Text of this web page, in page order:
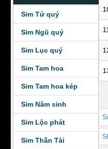
Sim Tứ quý
Sim Ngũ quý
Sim Lục quý
Sim Tam hoa
Sim Tam hoa kép
Sim Năm sinh
Sim Lộc phát
Sim Thần Tài
11